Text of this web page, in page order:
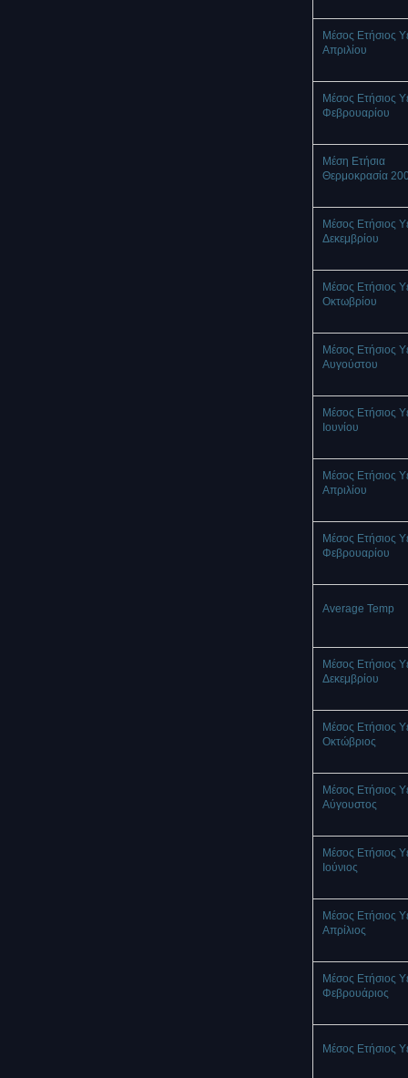
Μέσος Ετήσιος
Απριλίου
Μέσος Ετήσιος
Φεβρουαρίου
Μέση Ετήσια
Θερμοκρασία
Μέσος Ετήσιος
Δεκεμβρίου
Μέσος Ετήσιος
Οκτωβρίου
Μέσος Ετήσιος
Αυγούστου
Μέσος Ετήσιος
Ιουνίου
Μέσος Ετήσιος
Απριλίου
Μέσος Ετήσιος
Φεβρουαρίου
Average Temp
Μέσος Ετήσιος
Δεκεμβρίου
Μέσος Ετήσιος
Οκτώβριος
Μέσος Ετήσιος
Αύγουστος
Μέσος Ετήσιος
Ιούνιος
Μέσος Ετήσιος
Απρίλιος
Μέσος Ετήσιος
Φεβρουάριος
Μέσος Ετήσιος